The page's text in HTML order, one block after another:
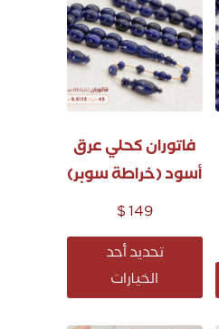
فاتوران كحلي عرق
أسود (خراطة سوبر)
$149
تحديد أحد
الخيارات